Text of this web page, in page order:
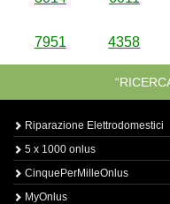
7951 4358
Riparazione Elettrodomestici
5 x 1000 onlus
CinquePerMilleOnlus
MyOnlus